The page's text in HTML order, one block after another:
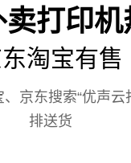
打印机
淘宝有售
京东搜索“优声
排送货